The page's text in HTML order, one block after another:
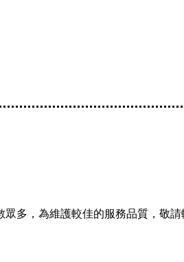
多，為維護較佳的服務品質，敬